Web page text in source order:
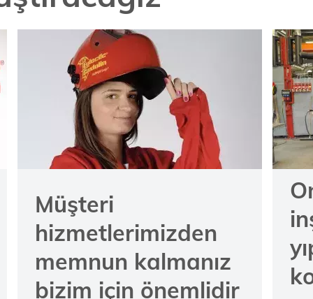
Müşteri
hizmetlerimizden
memnun kalmanız
bizim için önemlidir